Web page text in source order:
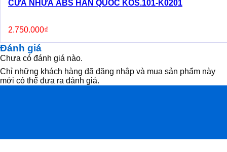
CỬA NHỰA ABS HÀN QUỐC KOS.101-K0201
2.750.000₫
Đánh giá
Chưa có đánh giá nào.
Chỉ những khách hàng đã đăng nhập và mua sản phẩm này
mới có thể đưa ra đánh giá.